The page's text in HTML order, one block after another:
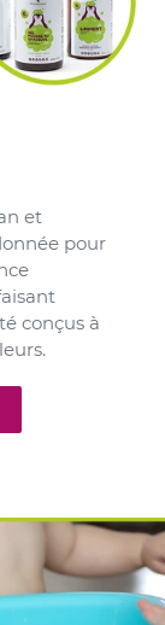
et
pour
conçus à